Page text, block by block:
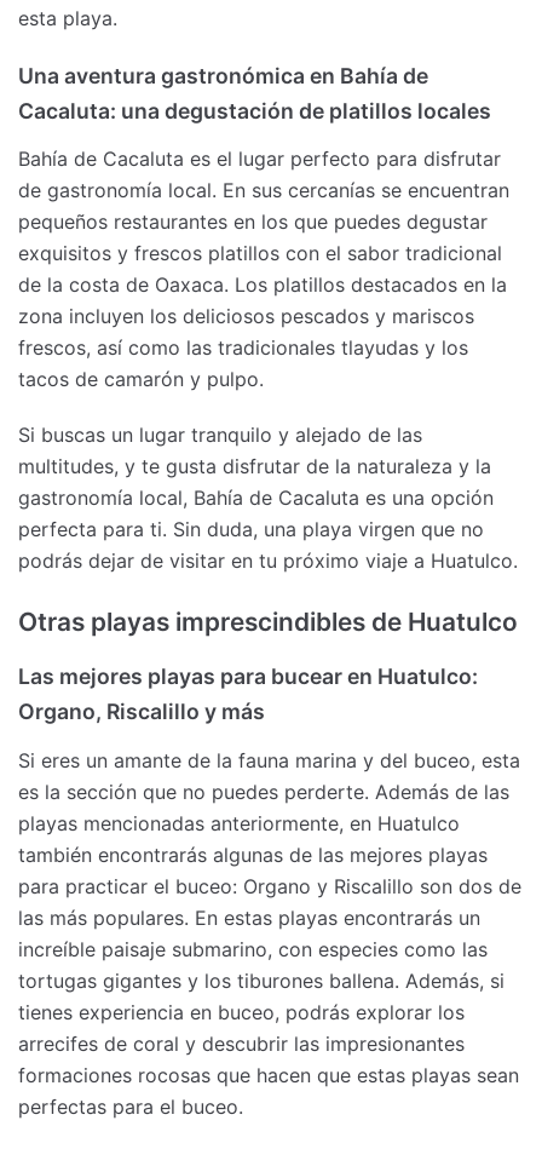
esta playa.
Una aventura gastronómica en Bahía de
Cacaluta: una degustación de platillos locales
Bahía de Cacaluta es el lugar perfecto para disfrutar
de gastronomía local. En sus cercanías se encuentran
pequeños restaurantes en los que puedes degustar
exquisitos y frescos platillos con el sabor tradicional
de la costa de Oaxaca. Los platillos destacados en la
zona incluyen los deliciosos pescados y mariscos
frescos, así como las tradicionales tlayudas y los
tacos de camarón y pulpo.
Si buscas un lugar tranquilo y alejado de las
multitudes, y te gusta disfrutar de la naturaleza y la
gastronomía local, Bahía de Cacaluta es una opción
perfecta para ti. Sin duda, una playa virgen que no
podrás dejar de visitar en tu próximo viaje a Huatulco.
Otras playas imprescindibles de Huatulco
Las mejores playas para bucear en Huatulco:
Organo, Riscalillo y más
Si eres un amante de la fauna marina y del buceo, esta
es la sección que no puedes perderte. Además de las
playas mencionadas anteriormente, en Huatulco
también encontrarás algunas de las mejores playas
para practicar el buceo: Organo y Riscalillo son dos de
las más populares. En estas playas encontrarás un
increíble paisaje submarino, con especies como las
tortugas gigantes y los tiburones ballena. Además, si
tienes experiencia en buceo, podrás explorar los
arrecifes de coral y descubrir las impresionantes
formaciones rocosas que hacen que estas playas sean
perfectas para el buceo.